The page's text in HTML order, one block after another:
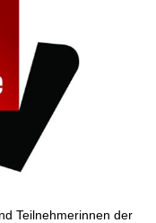
Teilnehmerinnen der